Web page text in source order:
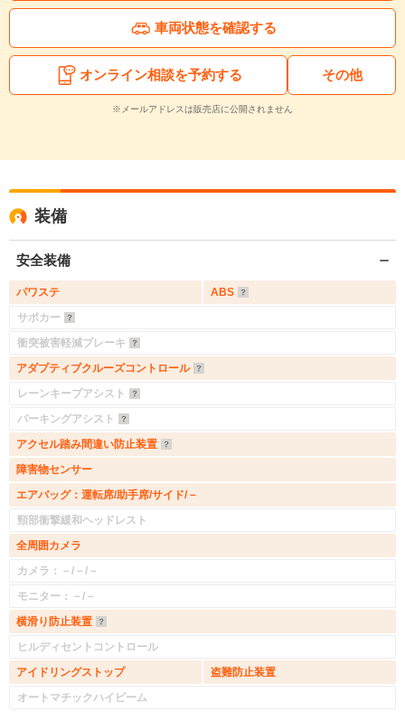
車両状態を確認する
オンライン相談を予約する その他
※メールアドレスは販売店に公開されません
装備
安全装備
パワステ
ABS
サポカー
衝突被害軽減ブレーキ
アダプティブクルーズコントロール
レーンキープアシスト
パーキングアシスト
アクセル踏み間違い防止装置
障害物センサー
エアバッグ：運転席/助手席/サイド/－
頸部衝撃緩和ヘッドレスト
全周囲カメラ
カメラ：－/－/－
モニター：－/－
横滑り防止装置
ヒルディセントコントロール
アイドリングストップ
盗難防止装置
オートマチックハイビーム